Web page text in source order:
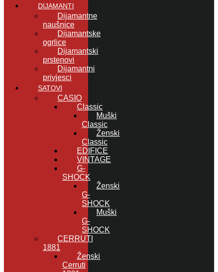
DIJAMANTI
Dijamantne
naušnice
Dijamantske
ogrlice
Dijamantski
prstenovi
Dijamantni
privjesci
SATOVI
CASIO
Classic
Muški
Classic
Ženski
Classic
EDIFICE
VINTAGE
G-
SHOCK
Ženski
G-
SHOCK
Muški
G-
SHOCK
CERRUTI
1881
Ženski
Cerruti